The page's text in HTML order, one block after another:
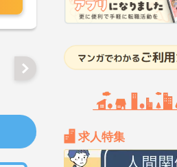
求人特集